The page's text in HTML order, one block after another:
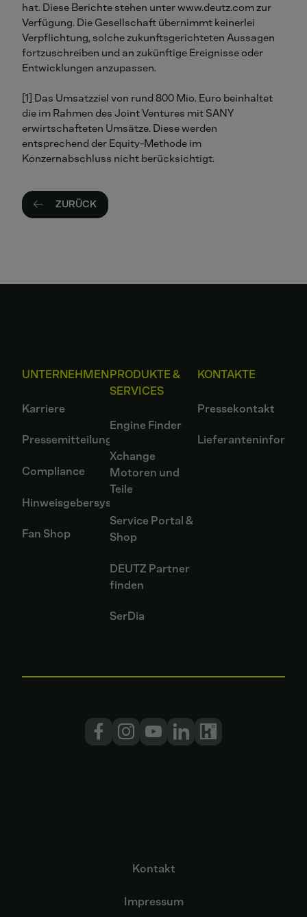
hat. Diese Berichte stehen unter www.deutz.com zur
Verfügung. Die Gesellschaft übernimmt keinerlei
Verpflichtung, solche zukunftsgerichteten Aussagen
fortzuschreiben und an zukünftige Ereignisse oder
Entwicklungen anzupassen.
[1] Das Umsatzziel von rund 800 Mio. Euro beinhaltet
die im Rahmen des Joint Ventures mit SANY
erwirtschafteten Umsätze. Diese werden
entsprechend der Equity-Methode im
Konzernabschluss nicht berücksichtigt.
ZURÜCK
UNTERNEHMEN
Karriere
Pressemitteilungen
Compliance
Hinweisgebersystem
Fan Shop
PRODUKTE &
SERVICES
Engine Finder
Xchange
Motoren und
Teile
Service Portal &
Shop
DEUTZ Partner
finden
SerDia
KONTAKTE
Pressekontakt
Kontakt
Impressum